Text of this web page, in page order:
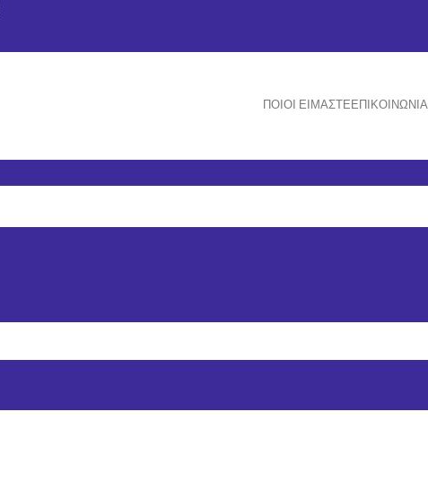
ΠΟΙΟΙ ΕΊΜΑΣΤΕΕΠΙΚΟΙΝΩΝΊΑ